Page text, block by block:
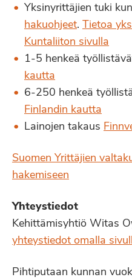
Yksinyrittäjien tuki
hakuohjeet. Tietoa
Kuntaliiton sivulla
1-5 henkeä
kautta
6-250 henkeä
Finlandin kautta
Lainojen takaus
Suomen Yrittäjien
hakemiseen
Yhteystiedot
Kehittämisyhtiö Witas
yhteystiedot omalla
Pihtiputaan kunnan